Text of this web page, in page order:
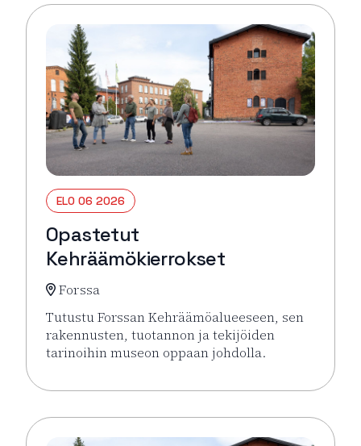
ELO 06 2026
Opastetut
Kehräämökierrokset
Forssa
Tutustu Forssan Kehräämöalueeseen, sen
rakennusten, tuotannon ja tekijöiden
tarinoihin museon oppaan johdolla.
Lue lisää tapahtumasta Opastetut